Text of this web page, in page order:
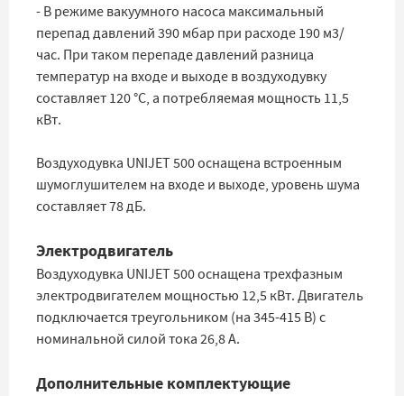
- В режиме вакуумного насоса максимальный
перепад давлений 390 мбар при расходе 190 м3/
час. При таком перепаде давлений разница
температур на входе и выходе в воздуходувку
составляет 120 °C, а потребляемая мощность 11,5
кВт.
Воздуходувка UNIJET 500 оснащена встроенным
шумоглушителем на входе и выходе, уровень шума
составляет 78 дБ.
Электродвигатель
Воздуходувка UNIJET 500 оснащена трехфазным
электродвигателем мощностью 12,5 кВт. Двигатель
подключается треугольником (на 345-415 В) с
номинальной силой тока 26,8 А.
Дополнительные комплектующие